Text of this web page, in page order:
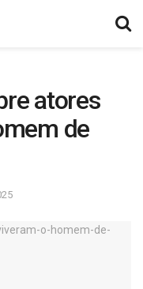
atores
de